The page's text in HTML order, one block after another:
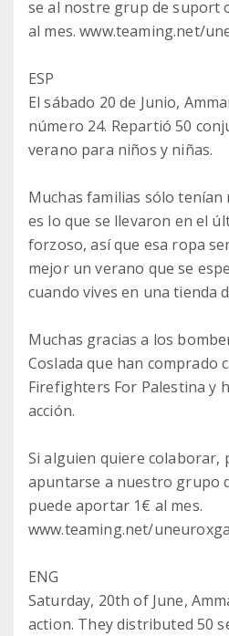
se al nostre grup de suport
al mes. www.teaming.net/
ESP
El sábado 20 de Junio,
número 24. Repartió 50
verano para niños y niñas.
Muchas familias sólo
es lo que se llevaron en el
forzoso, así que esa ropa
mejor un verano que se
cuando vives en una tienda
Muchas gracias a los
Coslada que han comprado
Firefighters For Palestina y
acción.
Si alguien quiere colaborar,
apuntarse a nuestro grupo
puede aportar 1€ al mes.
www.teaming.net/
ENG
Saturday, 20th of June,
action. They distributed 50